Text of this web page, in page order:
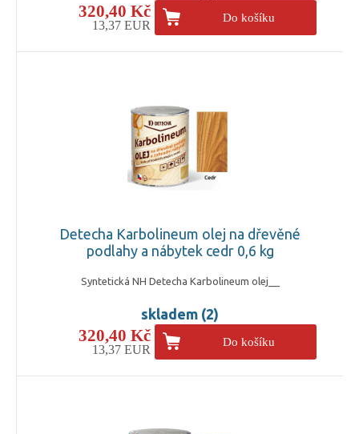
320,40 Kč
13,37 EUR
Do košíku
Detecha Karbolineum olej na dřevěné
podlahy a nábytek cedr 0,6 kg
Syntetická NH Detecha Karbolineum olej__
skladem (2)
320,40 Kč
13,37 EUR
Do košíku